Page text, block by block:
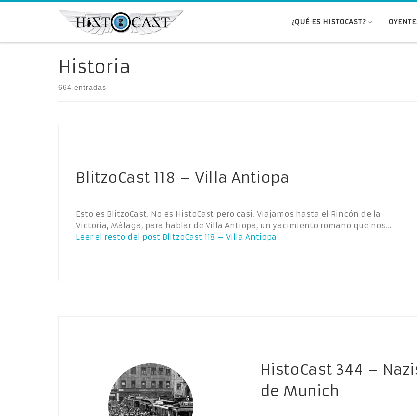
Saltar al contenido
¿QUÉ ES HISTOCAST?
Historia
664 entradas
BlitzoCast 118 – Villa Antiopa
Esto es BlitzoCast. No es HistoCast pero casi. Viajamos hasta el Rincón de la
Victoria, Málaga, para hablar de Villa Antiopa, un yacimiento romano que nos…
Leer el resto del post BlitzoCast 118 – Villa Antiopa
HistoCast 344 –
de Munich